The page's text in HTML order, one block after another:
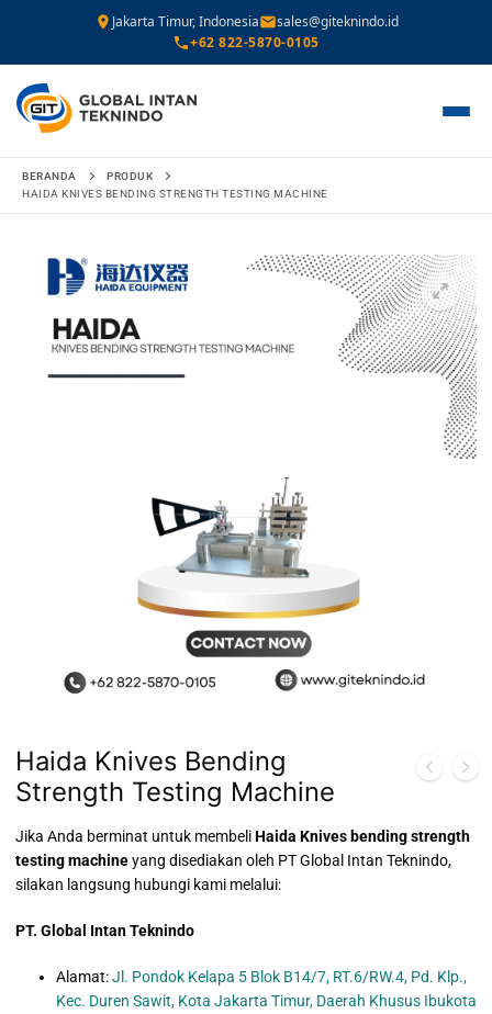
Jakarta Timur, Indonesia
sales@giteknindo.id
+62 822-5870-0105
Lompat
BERANDA
PRODUK
HAIDA KNIVES BENDING STRENGTH TESTING MACHINE
🔍
Haida Knives Bending
Strength Testing Machine
Jika Anda berminat untuk membeliHaida Knives bending strength
testing machineyang disediakan oleh PT Global Intan Teknindo,
silakan langsung hubungi kami melalui:
PT. Global Intan Teknindo
Alamat:Jl. Pondok Kelapa 5 Blok B14/7, RT.6/RW.4, Pd. Klp.,
Kec. Duren Sawit, Kota Jakarta Timur, Daerah Khusus Ibukota